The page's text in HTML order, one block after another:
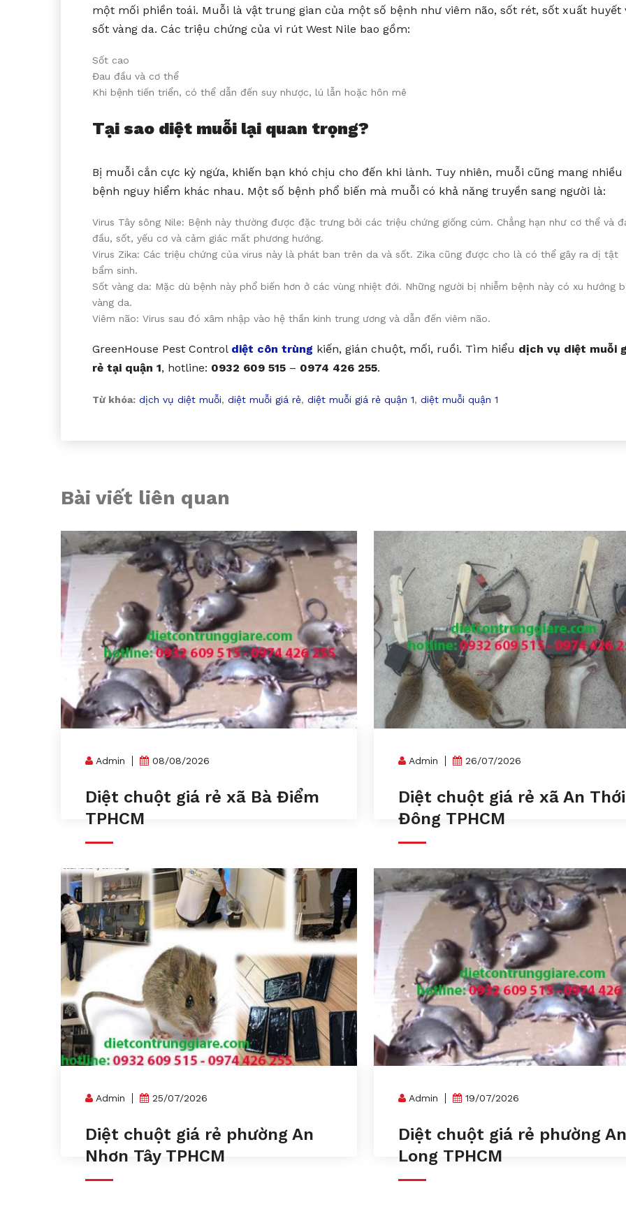
một mối phiền toái. Muỗi là vật trung gian của một số bệnh như viêm não, sốt rét, sốt xuất huyết
sốt vàng da. Các triệu chứng của vi rút West Nile bao gồm:
Sốt cao
Đau đầu và cơ thể
Khi bệnh tiến triển, có thể dẫn đến suy nhược, lú lẫn hoặc hôn mê
Tại sao diệt muỗi lại quan trọng?
Bị muỗi cắn cực kỳ ngứa, khiến bạn khó chịu cho đến khi lành. Tuy nhiên, muỗi cũng mang nhiều
bệnh nguy hiểm khác nhau. Một số bệnh phổ biến mà muỗi có khả năng truyền sang người là:
Virus Tây sông Nile: Bệnh này thường được đặc trưng bởi các triệu chứng giống cúm. Chẳng hạn như cơ thể và
đầu, sốt, yếu cơ và cảm giác mất phương hướng.
Virus Zika: Các triệu chứng của virus này là phát ban trên da và sốt. Zika cũng được cho là có thể gây ra dị tật
bẩm sinh.
Sốt vàng da: Mặc dù bệnh này phổ biến hơn ở các vùng nhiệt đới. Những người bị nhiễm bệnh này có xu hướng
vàng da.
Viêm não: Virus sau đó xâm nhập vào hệ thần kinh trung ương và dẫn đến viêm não.
GreenHouse Pest Control diệt côn trùng kiến, gián chuột, mối, ruồi. Tìm hiểu dịch vụ diệt muỗi
rẻ tại quận 1, hotline: 0932 609 515 – 0974 426 255.
Từ khóa: dịch vụ diệt muỗi, diệt muỗi giá rẻ, diệt muỗi giá rẻ quận 1, diệt muỗi quận 1
Bài viết liên quan
Admin 08/08/2026
Diệt chuột giá rẻ xã Bà Điểm
TPHCM
Admin 26/07/2026
Diệt chuột giá rẻ xã An Thới
Đông TPHCM
Admin 25/07/2026
Diệt chuột giá rẻ phường An
Nhơn Tây TPHCM
Admin 19/07/2026
Diệt chuột giá rẻ phường An
Long TPHCM